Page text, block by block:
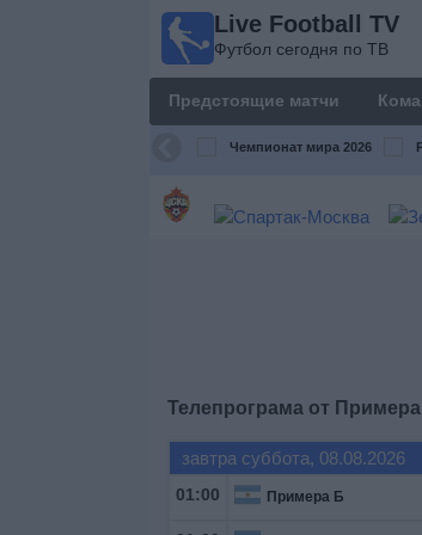
Live Football TV
Футбол сегодня по ТВ
Предстоящие матчи
Чемпионат мира 2026
Телепрограма от
завтра суббота, 08.08.2026
01:00 Примера Б